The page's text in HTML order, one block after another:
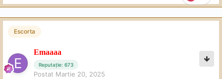
Escorta
Emaaaa
Reputație: 673
Postat Martie 20, 2025